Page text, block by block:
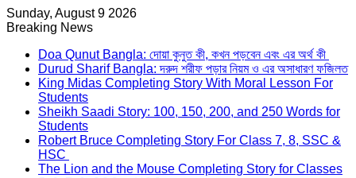
Sunday, August 9 2026
Breaking News
Doa Qunut Bangla: দোয়া কুনুত কী, কখন পড়বেন এবং এর অর্থ কী
Durud Sharif Bangla: দরুদ শরীফ পড়ার নিয়ম ও এর অসাধারণ ফজিলত
King Midas Completing Story With Moral Lesson For
Students
Sheikh Saadi Story: 100, 150, 200, and 250 Words for
Students
Robert Bruce Completing Story For Class 7, 8, SSC &
HSC
The Lion and the Mouse Completing Story for Classes